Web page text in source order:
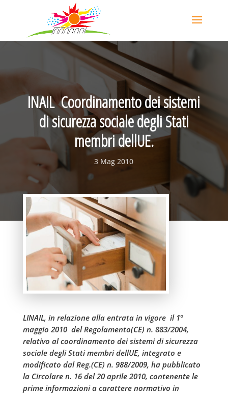
INAIL  Coordinamento dei sistemi
di sicurezza sociale degli Stati
membri dellUE.
3 Mag 2010
LINAIL, in relazione alla entrata in vigore  il 1°
maggio 2010  del Regolamento(CE) n. 883/2004,
relativo al coordinamento dei sistemi di sicurezza
sociale degli Stati membri dellUE, integrato e
modificato dal Reg.(CE) n. 988/2009, ha pubblicato
la Circolare n. 16 del 20 aprile 2010, contenente le
prime informazioni a carattere normativo in